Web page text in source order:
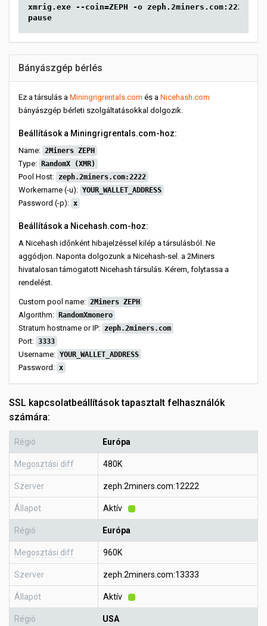
xmrig.exe --coin=ZEPH -o zeph.2miners.com:2222 -u
pause
Bányászgép bérlés
Ez a társulás a Miningrigrentals.com és a Nicehash.com
bányászgép bérleti szolgáltatásokkal dolgozik.
Beállítások a Miningrigrentals.com-hoz:
Name: 2Miners ZEPH
Type: RandomX (XMR)
Pool Host: zeph.2miners.com:2222
Workername (-u): YOUR_WALLET_ADDRESS
Password (-p): x
Beállítások a Nicehash.com-hoz:
A Nicehash időnként hibajelzéssel kilép a társulásból. Ne
aggódjon. Naponta dolgozunk a Nicehash-sel. a 2Miners
hivatalosan támogatott Nicehash társulás. Kérem, folytassa a
rendelést.
Custom pool name: 2Miners ZEPH
Algorithm: RandomXmonero
Stratum hostname or IP: zeph.2miners.com
Port: 3333
Username: YOUR_WALLET_ADDRESS
Password: x
SSL kapcsolatbeállítások tapasztalt felhasználók
számára:
Régió Európa
Megosztási diff 480K
Szerver zeph.2miners.com:12222
Állapot Aktív
Régió Európa
Megosztási diff 960K
Szerver zeph.2miners.com:13333
Állapot Aktív
Régió USA